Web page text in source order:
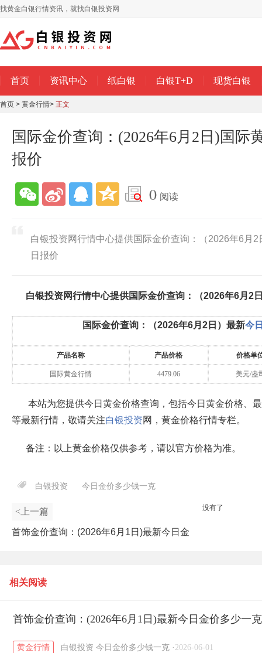
找黄金白银行情资讯，就找白银投资网
首页 资讯中心 纸白银 白银T+D 现货白银
首页 > 黄金行情> 正文
国际金价查询：(2026年6月2日)国际
报价
0 阅读
白银投资网行情中心提供国际金价查询：（2026年6月
日报价
白银投资网行情中心提供国际金价查询：（2026年6月2
国际金价查询：（2026年6月2日 ）最新今
产品名称 产品价格 价格单
国际黄金行情 4479.06 美元/盎
本站为您提供今日黄金价格查询，包括今日黄金价格、
等最新行情，敬请关注白银投资网，黄金价格行情专栏。
备注：以上黄金价格仅供参考，请以官方价格为准。
白银投资 今日金价多少钱一克
<上一篇
首饰金价查询：(2026年6月1日)最新今日金
没有了
相关阅读
首饰金价查询：(2026年6月1日)最新今日金价多少一
黄金行情 白银投资 今日金价多少钱一克 · 2026-06-01